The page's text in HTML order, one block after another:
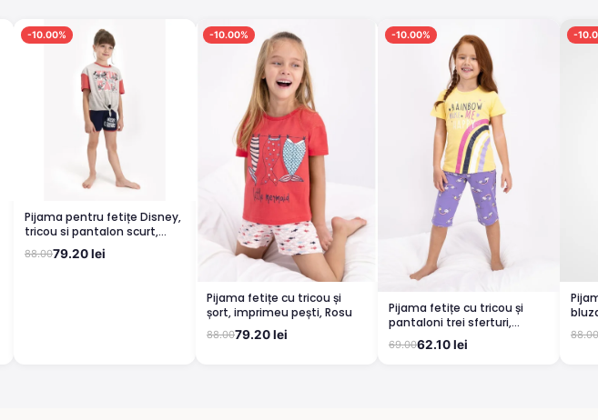
-10.00%
Pijama pentru fetițe Disney,
tricou si pantalon scurt,
model True Pals, gri
88.0079.20 lei
-10.00%
Pijama fetițe cu tricou și
șort, imprimeu pești, Rosu
88.0079.20 lei
-10.00%
Pijama fetițe cu tricou și
pantaloni trei sferturi,
imprimeu curcubeu, Galben
69.0062.10 lei
-
88.00